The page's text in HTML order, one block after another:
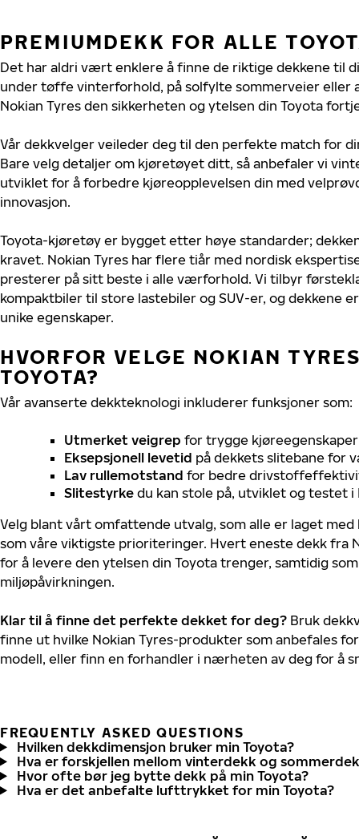
PREMIUMDEKK FOR ALLE
Det har aldri vært enklere å finne de riktige dekkene til
under tøffe vinterforhold, på solfylte sommerveier eller
Nokian Tyres den sikkerheten og ytelsen din Toyota
Vår dekkvelger veileder deg til den perfekte match for
Bare velg detaljer om kjøretøyet ditt, så anbefaler vi
utviklet for å forbedre kjøreopplevelsen din med
innovasjon.
Toyota-kjøretøy er bygget etter høye standarder;
kravet. Nokian Tyres har flere tiår med nordisk
presterer på sitt beste i alle værforhold. Vi tilbyr
kompaktbiler til store lastebiler og SUV-er, og dekkene
unike egenskaper.
HVORFOR VELGE NOKIAN
TOYOTA?
Vår avanserte dekkteknologi inkluderer funksjoner som:
Utmerket veigrep for trygge
Eksepsjonell levetid på dekkets slitebane for
Lav rullemotstand for bedre
Slitestyrke du kan stole på, utviklet og testet i
Velg blant vårt omfattende utvalg, som alle er laget
som våre viktigste prioriteringer. Hvert eneste dekk fra
for å levere den ytelsen din Toyota trenger, samtidig
miljøpåvirkningen.
Klar til å finne det perfekte dekket for deg? Bruk
finne ut hvilke Nokian Tyres-produkter som anbefales
modell, eller finn en forhandler i nærheten av deg for å
FREQUENTLY ASKED QUESTIONS
Hvilken dekkdimensjon bruker min Toyota?
Hva er forskjellen mellom vinterdekk og
Hvor ofte bør jeg bytte dekk på min Toyota?
Hva er det anbefalte lufttrykket for min Toyota?